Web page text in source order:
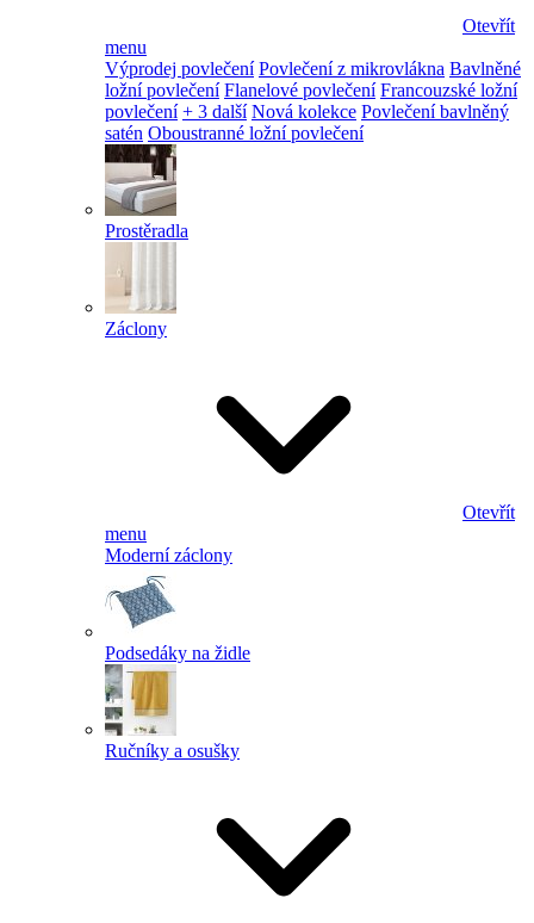
Otevřít
menu
Výprodej povlečení Povlečení z mikrovlákna Bavlněné
ložní povlečení Flanelové povlečení Francouzské ložní
povlečení + 3 další Nová kolekce Povlečení bavlněný
satén Oboustranné ložní povlečení
Prostěradla
Záclony
Otevřít
menu
Moderní záclony
Podsedáky na židle
Ručníky a osušky